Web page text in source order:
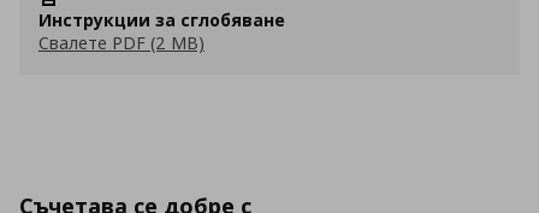
Инструкции за сглобяване
Свалете PDF (2 MB)
Съчетава се добре с